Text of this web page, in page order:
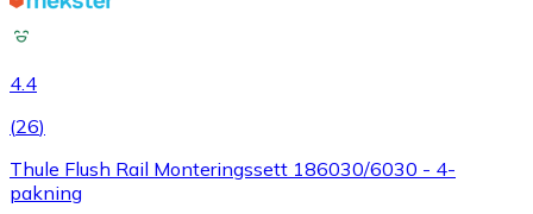
4.4
(26)
Thule Flush Rail Monteringssett 186030/6030 - 4-
pakning